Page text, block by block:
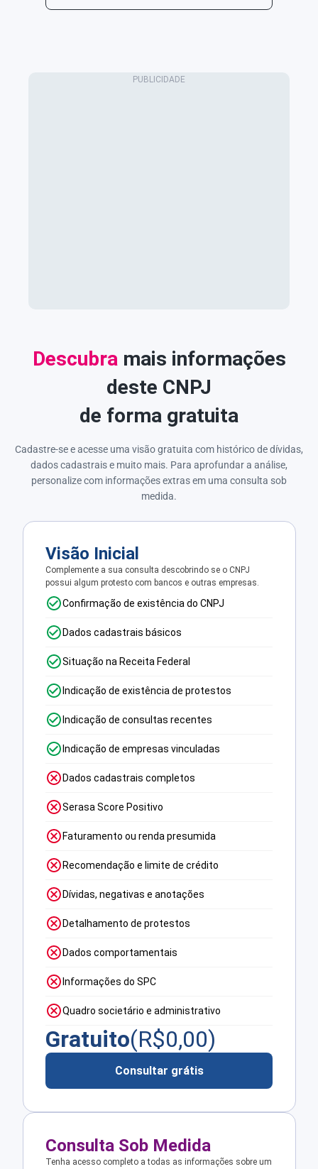
Descubra mais informações
deste CNPJ
de forma gratuita
Cadastre-se e acesse uma visão gratuita com histórico de dívidas,
dados cadastrais e muito mais. Para aprofundar a análise,
personalize com informações extras em uma consulta sob
medida.
Visão Inicial
Complemente a sua consulta descobrindo se o CNPJ
possui algum protesto com bancos e outras empresas.
Confirmação de existência do CNPJ
Dados cadastrais básicos
Situação na Receita Federal
Indicação de existência de protestos
Indicação de consultas recentes
Indicação de empresas vinculadas
Dados cadastrais completos
Serasa Score Positivo
Faturamento ou renda presumida
Recomendação e limite de crédito
Dívidas, negativas e anotações
Detalhamento de protestos
Dados comportamentais
Informações do SPC
Quadro societário e administrativo
Gratuito(R$0,00)
Consultar grátis
Consulta Sob Medida
Tenha acesso completo a todas as informações sobre um